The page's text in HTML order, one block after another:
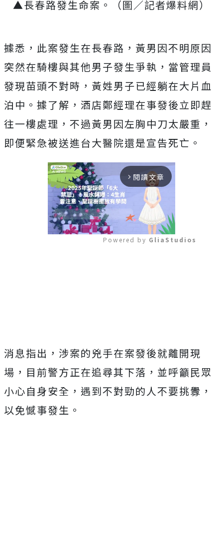
▲長春路發生命案。（圖／記者爆料網）
據悉，此案發生在長春路，黃男因不明原因
突然在騎樓與其他男子發生爭執，當管理員
發現苗頭不對時，黃姓男子已經躺在大片血
泊中。據了解，酒店鄭經理在事發後立即趕
往一樓處理，不過黃男因左胸中刀太嚴重，
即便緊急被送進台大醫院還是宣告死亡。
arrow_forward_ios 閱讀文章
Powered by GliaStudios
消息指出，涉案的兇手在案發後就離開現
場，目前警方正在追尋其下落，並呼籲民眾
小心自身安全，遇到不對勁的人不要挑釁，
以免憾事發生。